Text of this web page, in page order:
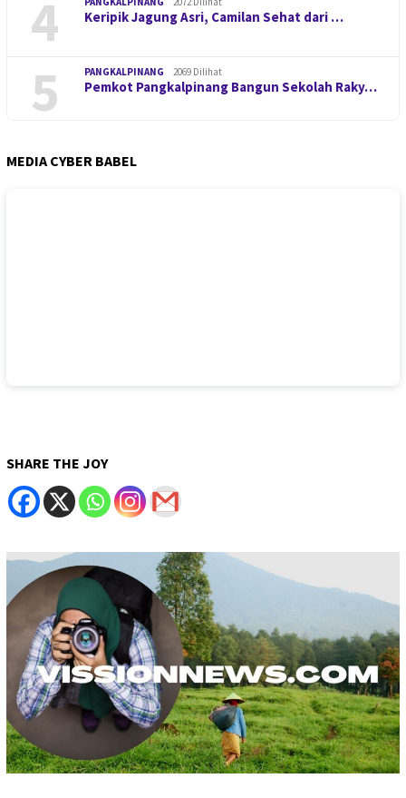
4 Keripik Jagung Asri, Camilan Sehat dari …
5 PANGKALPINANG 2069 Dilihat
Pemkot Pangkalpinang Bangun Sekolah Raky…
MEDIA CYBER BABEL
SHARE THE JOY